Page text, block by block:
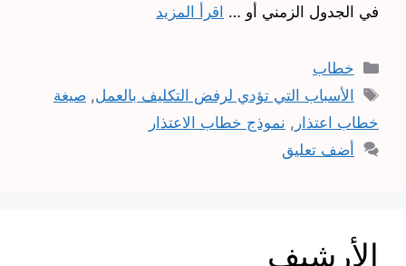
في الجدول الزمني أو … اقرأ المزيد
التصنيفات
خطاب
الوسوم
الأسباب التي تؤدي لرفض التكليف بالعمل,صيغة
خطاب اعتذار , نموذج خطاب الاعتذار
أضف تعليق
الأرشيف